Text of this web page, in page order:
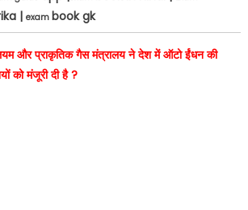
| exam book gk
और प्राकृतिक गैस मंत्रालय ने देश में ऑटो ईंधन की
को मंजूरी दी है ?